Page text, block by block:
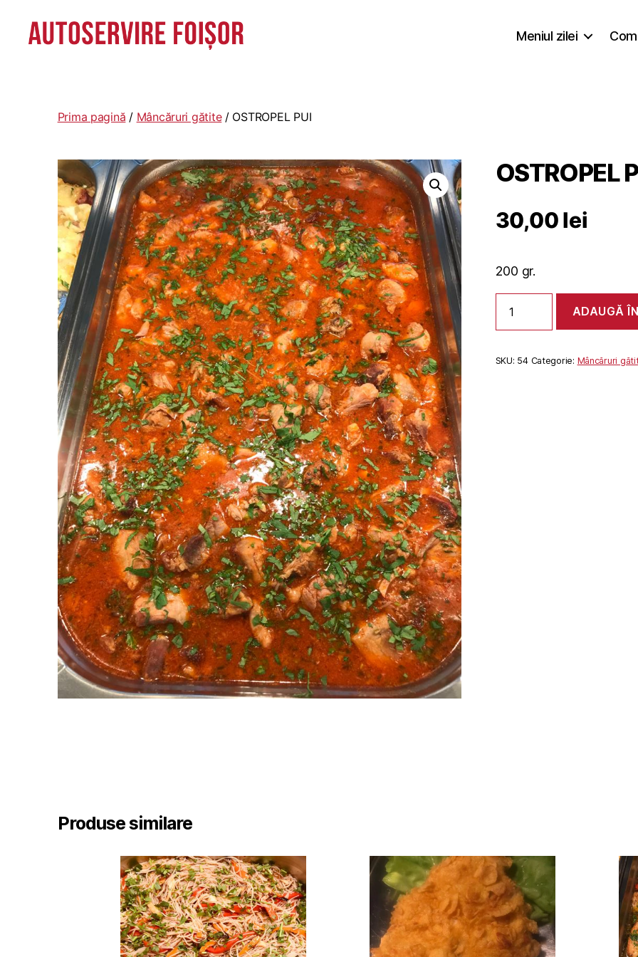
Lascăr
Meniul zilei
Prima pagină / Mâncăruri gătite/ OSTROPEL PUI
OSTROPEL
30,00lei
200 gr.
OSTROPEL
PUI
ADAUGĂ
SKU: 54 Categorie: Mâncăruri
Produse similare